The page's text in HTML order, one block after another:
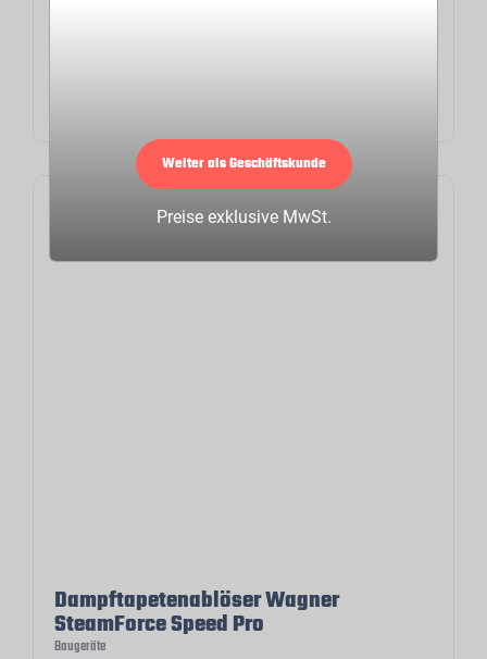
Dampftapetenablöser Wagner
SteamForce Speed Pro
Baugeräte
Weiter als Geschäftskunde
Preise exklusive MwSt.